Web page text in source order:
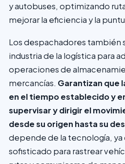
y autobuses, optimizando
mejorar la eficiencia y la
Los despachadores también
industria de la logística para
operaciones de
mercancías. Garantizan que
en el tiempo establecido y
supervisar y dirigir el
desde su origen hasta su
depende de la tecnología,
sofisticado para rastrear